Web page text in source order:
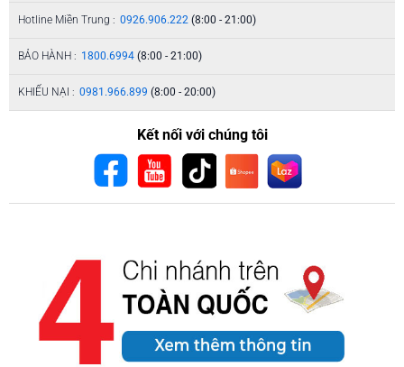
Hotline Miền Trung : 0926.906.222 (8:00 - 21:00)
BẢO HÀNH : 1800.6994 (8:00 - 21:00)
KHIẾU NẠI : 0981.966.899 (8:00 - 20:00)
Kết nối với chúng tôi